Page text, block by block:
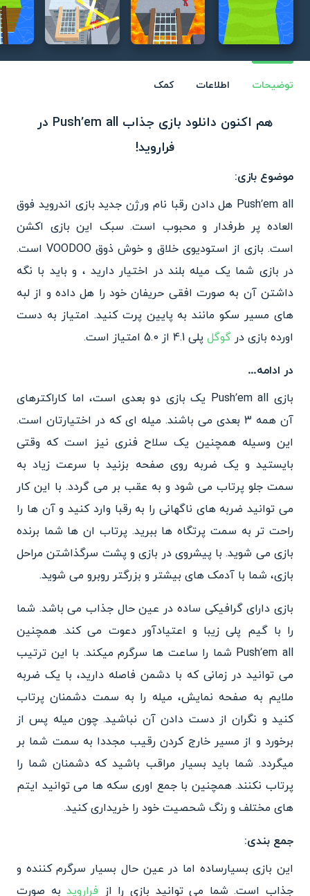
توضیحات اطلاعات کمک
هم اکنون دانلود بازی جذاب Push’em all در
فراروید!
موضوع بازی:
Push’em all هل دادن رقبا نام ورژن جدید بازی اندروید فوق
العاده پر طرفدار و محبوب است. سبک این بازی اکشن
است. بازی از استودیوی خلاق و خوش ذوق VOODOO است.
در بازی شما یک میله بلند در اختیار دارید ، و باید با نگه
داشتن آن به صورت افقی حریفان خود را هل داده و از لبه
های مسیر سکو مانند به پایین پرت کنید. امتیاز به دست
اورده بازی در گوگل پلی 4.1 از 5.0 امتیاز است.
در ادامه…
بازی Push’em all یک بازی دو بعدی است، اما کاراکترهای
آن همه 3 بعدی می باشند. میله ای که در اختیارتان است.
این وسیله همچنین یک سلاح فنری نیز است که وقتی
بایستید و یک ضربه روی صفحه بزنید با سرعت زیاد به
سمت جلو پرتاب می شود و به عقب بر می گردد. با این کار
می توانید ضربه های ناگهانی را به رقبا وارد کنید و آن ها را
راحت تر به سمت پرتگاه ها ببرید. پرتاب ان ها شما برنده
بازی می شوید. با پیشروی در بازی و پشت سرگذاشتن مراحل
بازی، شما با آدمک های بیشتر و بزرگتر روبرو می شوید.
بازی دارای گرافیکی ساده در عین حال جذاب می باشد. شما
را با گیم پلی زیبا و اعتیادآور دعوت می کند. همچنین
Push’em all شما را ساعت ها سرگرم میکند. با این ترتیب
می توانید در زمانی که با دشمن فاصله دارید، با یک ضربه
ملایم به صفحه نمایش، میله را به سمت دشمنان پرتاب
کنید و نگران از دست دادن آن نباشید. چون میله پس از
برخورد و از مسیر خارج کردن رقیب مجددا به سمت شما بر
میگردد. شما باید بسیار مراقب باشید که دشمنان شما را
پرتاب نکنند. همچنین با جمع اوری سکه ها می توانید ایتم
های مختلف و رنگ شحصیت خود را خریداری کنید.
جمع بندی:
این بازی بسیارساده اما در عین حال بسیار سرگرم کننده و
جذاب است. شما می توانید بازی را از فرارویدبه صورت